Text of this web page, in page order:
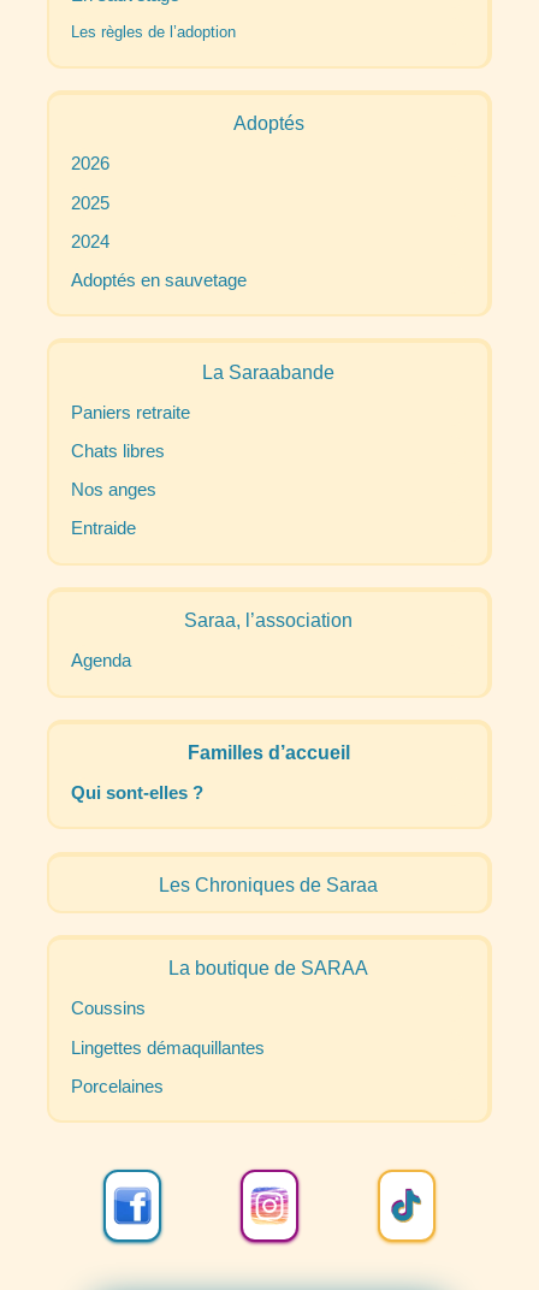
Les règles de l’adoption
Adoptés
2026
2025
2024
Adoptés en sauvetage
La Saraabande
Paniers retraite
Chats libres
Nos anges
Entraide
Saraa, l’association
Agenda
Familles d’accueil
Qui sont-elles ?
Les Chroniques de Saraa
La boutique de SARAA
Coussins
Lingettes démaquillantes
Porcelaines